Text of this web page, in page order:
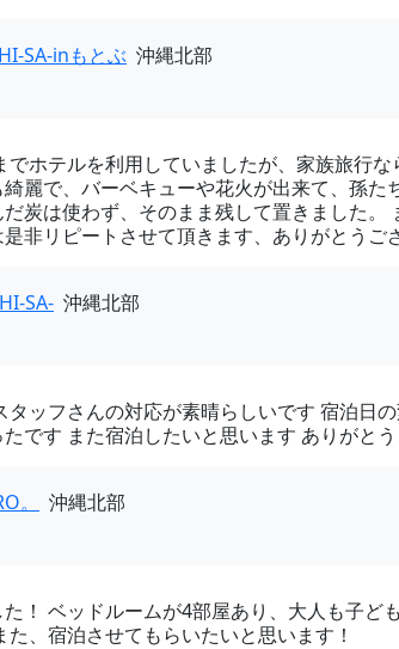
SA-inもとぶ 沖縄北部
でホテルを利用していましたが、家族旅行
麗で、バーベキューや花火が出来て、孫
炭は使わず、そのまま残して置きました
非リピートさせて頂きます、ありがとうご
SA- 沖縄北部
ッフさんの対応が素晴らしいです 宿泊日
です また宿泊したいと思います ありがと
。 沖縄北部
！ ベッドルームが4部屋あり、大人も子
、宿泊させてもらいたいと思います！